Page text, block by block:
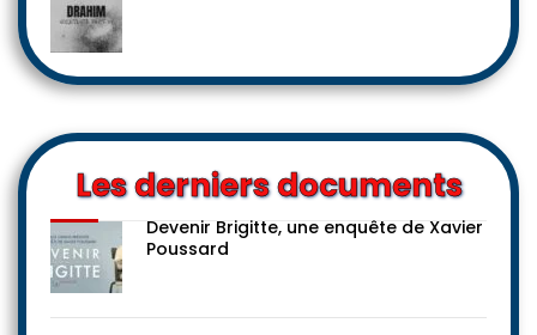
Les derniers documents
Devenir Brigitte, une enquête de Xavier
Poussard